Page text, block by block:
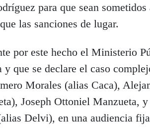
para que sean
las sanciones de lugar.
por este hecho el Ministerio
y que se declare el caso
Morales (alias Caca),
Joseph Ottoniel Manzueta,
Delvi), en una audiencia